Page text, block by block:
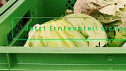
Jet­zt Ern­tean­teil